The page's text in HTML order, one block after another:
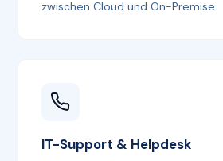
zwischen Cloud und On-Premise.
IT-Support & Helpdesk